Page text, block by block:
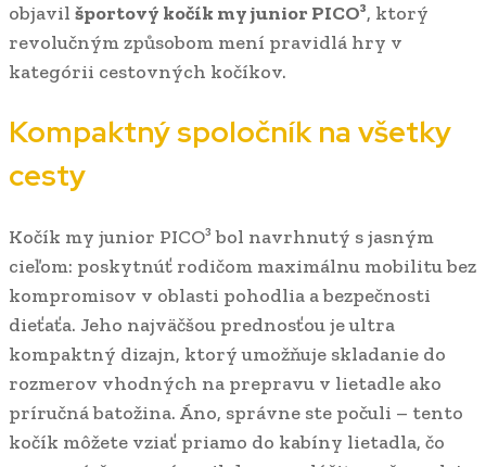
objavil športový kočík my junior PICO³, ktorý
revolučným způsobom mení pravidlá hry v
kategórii cestovných kočíkov.
Kompaktný spoločník na všetky
cesty
Kočík my junior PICO³ bol navrhnutý s jasným
cieľom: poskytnúť rodičom maximálnu mobilitu bez
kompromisov v oblasti pohodlia a bezpečnosti
dieťaťa. Jeho najväčšou prednosťou je ultra
kompaktný dizajn, ktorý umožňuje skladanie do
rozmerov vhodných na prepravu v lietadle ako
príručná batožina. Áno, správne ste počuli – tento
kočík môžete vziať priamo do kabíny lietadla, čo